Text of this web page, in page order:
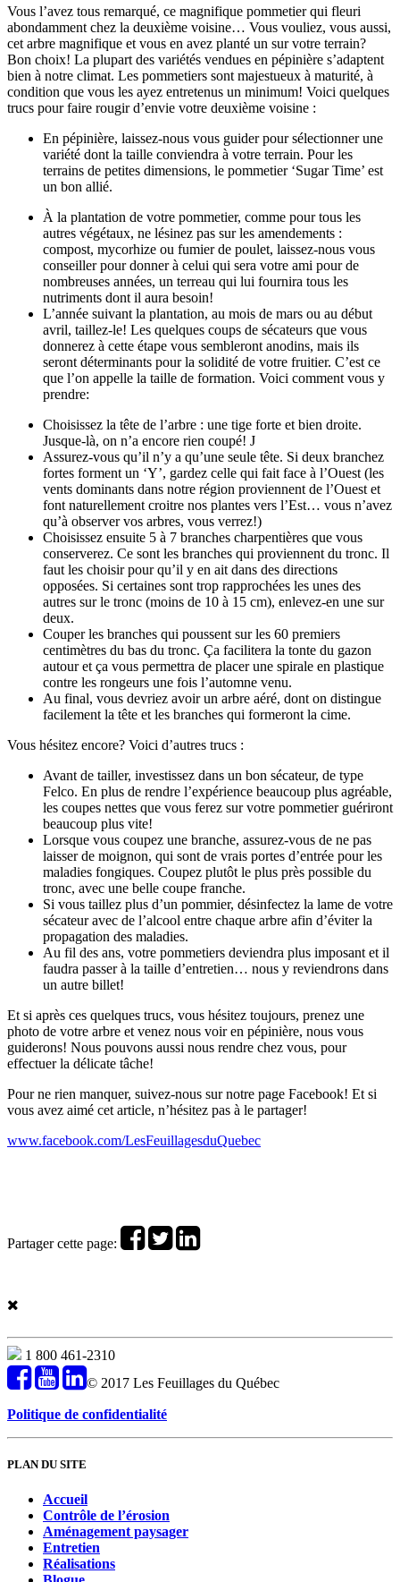
Vous l’avez tous remarqué, ce magnifique pommetier qui fleuri
abondamment chez la deuxième voisine… Vous vouliez, vous aussi,
cet arbre magnifique et vous en avez planté un sur votre terrain?
Bon choix! La plupart des variétés vendues en pépinière s’adaptent
bien à notre climat. Les pommetiers sont majestueux à maturité, à
condition que vous les ayez entretenus un minimum! Voici quelques
trucs pour faire rougir d’envie votre deuxième voisine :
En pépinière, laissez-nous vous guider pour sélectionner une
variété dont la taille conviendra à votre terrain. Pour les
terrains de petites dimensions, le pommetier ‘Sugar Time’ est
un bon allié.
À la plantation de votre pommetier, comme pour tous les
autres végétaux, ne lésinez pas sur les amendements :
compost, mycorhize ou fumier de poulet, laissez-nous vous
conseiller pour donner à celui qui sera votre ami pour de
nombreuses années, un terreau qui lui fournira tous les
nutriments dont il aura besoin!
L’année suivant la plantation, au mois de mars ou au début
avril, taillez-le! Les quelques coups de sécateurs que vous
donnerez à cette étape vous sembleront anodins, mais ils
seront déterminants pour la solidité de votre fruitier. C’est ce
que l’on appelle la taille de formation. Voici comment vous y
prendre:
Choisissez la tête de l’arbre : une tige forte et bien droite.
Jusque-là, on n’a encore rien coupé! J
Assurez-vous qu’il n’y a qu’une seule tête. Si deux branchez
fortes forment un ‘Y’, gardez celle qui fait face à l’Ouest (les
vents dominants dans notre région proviennent de l’Ouest et
font naturellement croitre nos plantes vers l’Est… vous n’avez
qu’à observer vos arbres, vous verrez!)
Choisissez ensuite 5 à 7 branches charpentières que vous
conserverez. Ce sont les branches qui proviennent du tronc. Il
faut les choisir pour qu’il y en ait dans des directions
opposées. Si certaines sont trop rapprochées les unes des
autres sur le tronc (moins de 10 à 15 cm), enlevez-en une sur
deux.
Couper les branches qui poussent sur les 60 premiers
centimètres du bas du tronc. Ça facilitera la tonte du gazon
autour et ça vous permettra de placer une spirale en plastique
contre les rongeurs une fois l’automne venu.
Au final, vous devriez avoir un arbre aéré, dont on distingue
facilement la tête et les branches qui formeront la cime.
Vous hésitez encore? Voici d’autres trucs :
Avant de tailler, investissez dans un bon sécateur, de type
Felco. En plus de rendre l’expérience beaucoup plus agréable,
les coupes nettes que vous ferez sur votre pommetier guériront
beaucoup plus vite!
Lorsque vous coupez une branche, assurez-vous de ne pas
laisser de moignon, qui sont de vrais portes d’entrée pour les
maladies fongiques. Coupez plutôt le plus près possible du
tronc, avec une belle coupe franche.
Si vous taillez plus d’un pommier, désinfectez la lame de votre
sécateur avec de l’alcool entre chaque arbre afin d’éviter la
propagation des maladies.
Au fil des ans, votre pommetiers deviendra plus imposant et il
faudra passer à la taille d’entretien… nous y reviendrons dans
un autre billet!
Et si après ces quelques trucs, vous hésitez toujours, prenez une
photo de votre arbre et venez nous voir en pépinière, nous vous
guiderons! Nous pouvons aussi nous rendre chez vous, pour
effectuer la délicate tâche!
Pour ne rien manquer, suivez-nous sur notre page Facebook! Et si
vous avez aimé cet article, n’hésitez pas à le partager!
www.facebook.com/LesFeuillagesduQuebec
Partager cette page:
1 800 461-2310
© 2017 Les Feuillages du Québec
Politique de confidentialité
PLAN DU SITE
Accueil
Contrôle de l’érosion
Aménagement paysager
Entretien
Réalisations